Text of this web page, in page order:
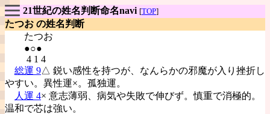
21世紀の姓名判断命名navi [TOP]
たつお の姓名判断
たつお
●○●
4 1 4
総運 9△ 鋭い感性を持つが、なんらかの邪魔が入り挫折し
やすい。異性運×。孤独運。
人運 4× 意志薄弱、病気や失敗で伸びず。慎重で消極的。
温和で芯は強い。